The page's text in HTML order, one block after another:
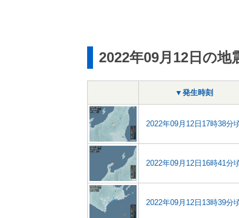
2022年09月12日の地
▼発生時刻
2022年09月12日17時38分
2022年09月12日16時41分
2022年09月12日13時39分